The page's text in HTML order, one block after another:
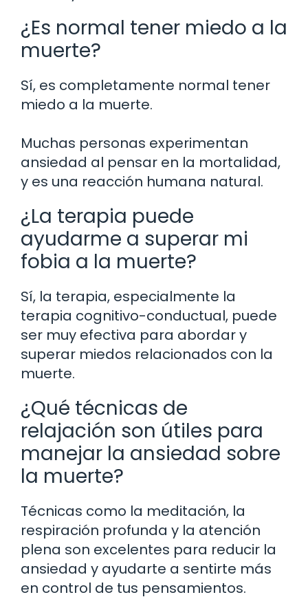
¿Es normal tener miedo a la
muerte?
Sí, es completamente normal tener
miedo a la muerte.
Muchas personas experimentan
ansiedad al pensar en la mortalidad,
y es una reacción humana natural.
¿La terapia puede
ayudarme a superar mi
fobia a la muerte?
Sí, la terapia, especialmente la
terapia cognitivo-conductual, puede
ser muy efectiva para abordar y
superar miedos relacionados con la
muerte.
¿Qué técnicas de
relajación son útiles para
manejar la ansiedad sobre
la muerte?
Técnicas como la meditación, la
respiración profunda y la atención
plena son excelentes para reducir la
ansiedad y ayudarte a sentirte más
en control de tus pensamientos.